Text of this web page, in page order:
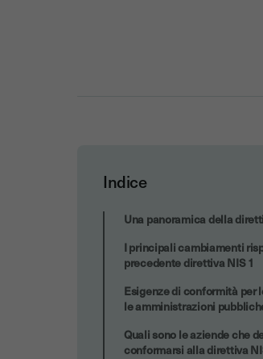
Indice
La firma elettronica di
Una panoramica della
I principali cambiamenti
precedente direttiva NIS 1
Esigenze di conformità per
le amministrazioni
Quali sono le aziende che
conformarsi alla direttiva